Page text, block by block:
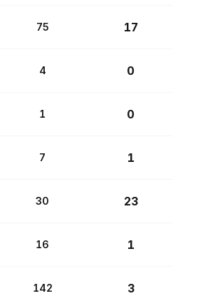
75 17
4 0
1 0
7 1
30 23
16 1
142 3